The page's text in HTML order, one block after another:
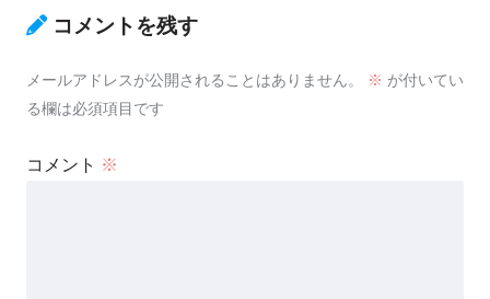
コメントを残す
メールアドレスが公開されることはありません。 ※ が付いてい
る欄は必須項目です
コメント ※